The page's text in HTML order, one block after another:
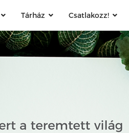
Tárház Csatlakozz!